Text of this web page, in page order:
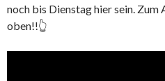
noch bis Dienstag hier sein. Zum
oben!!👆